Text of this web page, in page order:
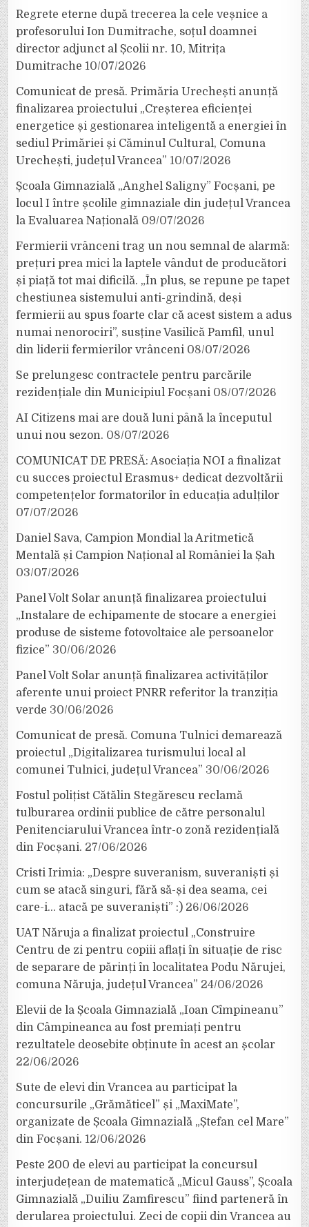
Regrete eterne după trecerea la cele veșnice a
profesorului Ion Dumitrache, soțul doamnei
director adjunct al Școlii nr. 10, Mitrița
Dumitrache 10/07/2026
Comunicat de presă. Primăria Urechești anunță
finalizarea proiectului „Creșterea eficienței
energetice și gestionarea inteligentă a energiei în
sediul Primăriei și Căminul Cultural, Comuna
Urechești, județul Vrancea” 10/07/2026
Școala Gimnazială „Anghel Saligny” Focșani, pe
locul I între școlile gimnaziale din județul Vrancea
la Evaluarea Națională 09/07/2026
Fermierii vrânceni trag un nou semnal de alarmă:
prețuri prea mici la laptele vândut de producători
și piață tot mai dificilă. „În plus, se repune pe tapet
chestiunea sistemului anti-grindină, deși
fermierii au spus foarte clar că acest sistem a adus
numai nenorociri”, susține Vasilică Pamfil, unul
din liderii fermierilor vrânceni 08/07/2026
Se prelungesc contractele pentru parcările
rezidențiale din Municipiul Focșani 08/07/2026
AI Citizens mai are două luni până la începutul
unui nou sezon. 08/07/2026
COMUNICAT DE PRESĂ: Asociația NOI a finalizat
cu succes proiectul Erasmus+ dedicat dezvoltării
competențelor formatorilor în educația adulților
07/07/2026
Daniel Sava, Campion Mondial la Aritmetică
Mentală și Campion Național al României la Șah
03/07/2026
Panel Volt Solar anunță finalizarea proiectului
„Instalare de echipamente de stocare a energiei
produse de sisteme fotovoltaice ale persoanelor
fizice” 30/06/2026
Panel Volt Solar anunță finalizarea activităților
aferente unui proiect PNRR referitor la tranziția
verde 30/06/2026
Comunicat de presă. Comuna Tulnici demarează
proiectul „Digitalizarea turismului local al
comunei Tulnici, județul Vrancea” 30/06/2026
Fostul polițist Cătălin Stegărescu reclamă
tulburarea ordinii publice de către personalul
Penitenciarului Vrancea într-o zonă rezidențială
din Focșani. 27/06/2026
Cristi Irimia: „Despre suveranism, suveraniști și
cum se atacă singuri, fără să-și dea seama, cei
care-i… atacă pe suveraniști” :) 26/06/2026
UAT Năruja a finalizat proiectul „Construire
Centru de zi pentru copiii aflați în situație de risc
de separare de părinți în localitatea Podu Nărujei,
comuna Năruja, județul Vrancea” 24/06/2026
Elevii de la Școala Gimnazială „Ioan Cîmpineanu”
din Câmpineanca au fost premiați pentru
rezultatele deosebite obținute în acest an școlar
22/06/2026
Sute de elevi din Vrancea au participat la
concursurile „Grămăticel” și „MaxiMate”,
organizate de Școala Gimnazială „Ștefan cel Mare”
din Focșani. 12/06/2026
Peste 200 de elevi au participat la concursul
interjudețean de matematică „Micul Gauss”, Școala
Gimnazială „Duiliu Zamfirescu” fiind parteneră în
derularea proiectului. Zeci de copii din Vrancea au